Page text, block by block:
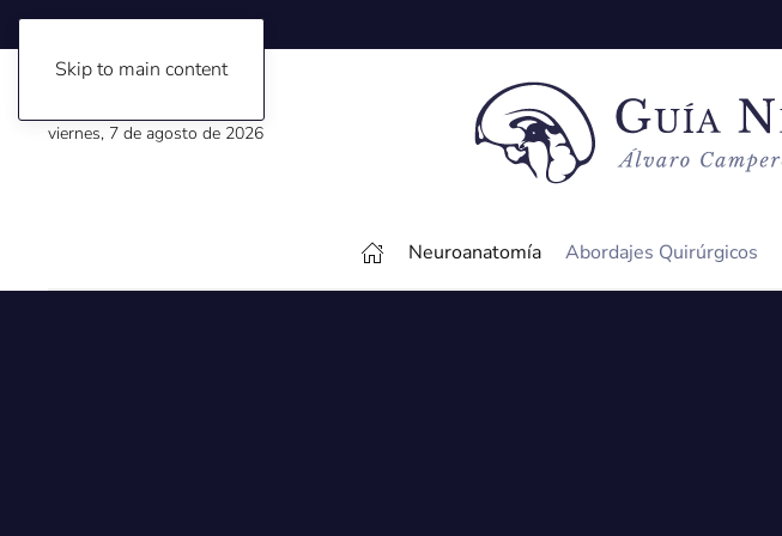
Skip to main content
viernes, 7 de agosto de 2026
Neuroanatomía Abordajes Quirúrgicos